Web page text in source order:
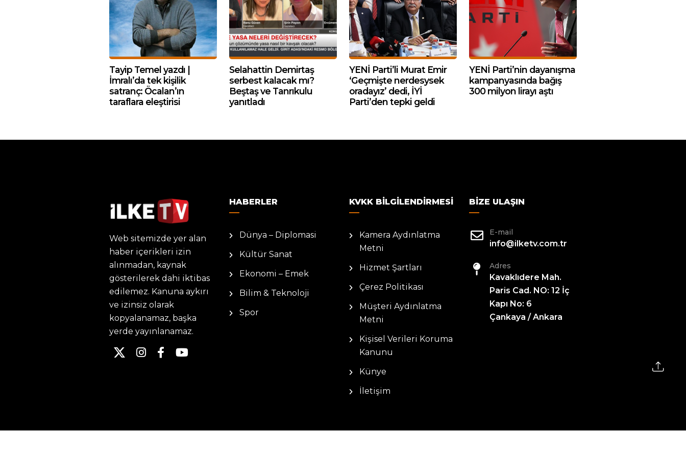
Tayip Temel yazdı |
İmralı’da tek kişilik
satranç: Öcalan’ın
taraflara eleştirisi
Selahattin Demirtaş
serbest kalacak mı?
Beştaş ve Tanrıkulu
yanıtladı
YENİ Parti’li Murat Emir
‘Geçmişte nerdesysek
oradayız’ dedi, İYİ
Parti’den tepki geldi
YENİ Parti’nin dayanışma
kampanyasında bağış
300 milyon lirayı aştı
Web sitemizde yer alan
haber içerikleri izin
alınmadan, kaynak
gösterilerek dahi iktibas
edilemez. Kanuna aykırı
ve izinsiz olarak
kopyalanamaz, başka
yerde yayınlanamaz.
HABERLER
Dünya – Diplomasi
Kültür Sanat
Ekonomi – Emek
Bilim & Teknoloji
Spor
KVKK BILGILENDIRMESI
Kamera Aydınlatma
Metni
Hizmet Şartları
Çerez Politikası
Müşteri Aydınlatma
Metni
Kişisel Verileri Koruma
Kanunu
Künye
İletişim
BIZE ULAŞIN
E-mail
info@ilketv.com.tr
Adres
Kavaklıdere Mah.
Paris Cad. NO: 12 İç
Kapı No: 6
Çankaya / Ankara